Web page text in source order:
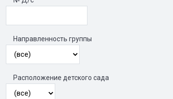
Направленность группы
Расположение детского сада